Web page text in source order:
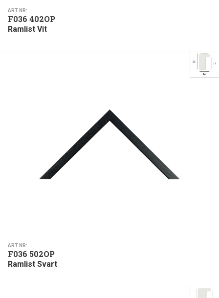
ART.NR:
F036 402OP
Ramlist Vit
ART.NR:
F036 502OP
Ramlist Svart